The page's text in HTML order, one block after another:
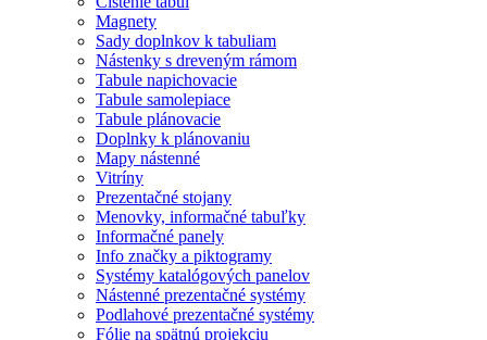
Magnety
Sady doplnkov k tabuliam
Nástenky s dreveným rámom
Tabule napichovacie
Tabule samolepiace
Tabule plánovacie
Doplnky k plánovaniu
Mapy nástenné
Vitríny
Prezentačné stojany
Menovky, informačné tabuľky
Informačné panely
Info značky a piktogramy
Systémy katalógových panelov
Nástenné prezentačné systémy
Podlahové prezentačné systémy
Fólie na spätnú projekciu